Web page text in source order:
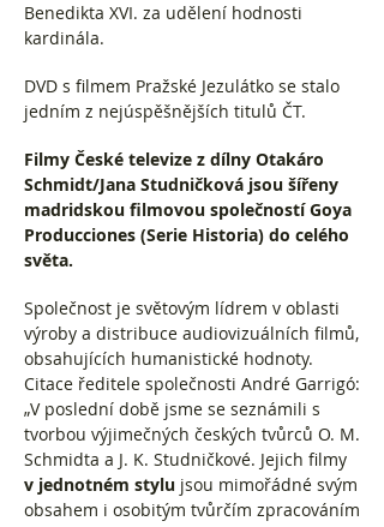
Benedikta XVI. za udělení hodnosti
kardinála.
DVD s filmem Pražské Jezulátko se stalo
jedním z nejúspěšnějších titulů ČT.
Filmy České televize z dílny Otakáro
Schmidt/Jana Studničková jsou šířeny
madridskou filmovou společností Goya
Producciones (Serie Historia) do celého
světa.
Společnost je světovým lídrem v oblasti
výroby a distribuce audiovizuálních filmů,
obsahujících humanistické hodnoty.
Citace ředitele společnosti André Garrigó:
„V poslední době jsme se seznámili s
tvorbou výjimečných českých tvůrců O. M.
Schmidta a J. K. Studničkové. Jejich filmy
v jednotném stylu jsou mimořádné svým
obsahem i osobitým tvůrčím zpracováním